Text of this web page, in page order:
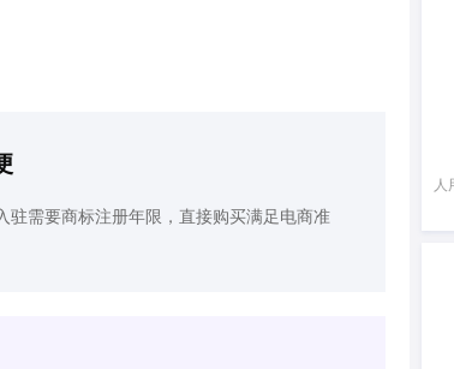
驻需要商标注册年限，直接购买满足电商准